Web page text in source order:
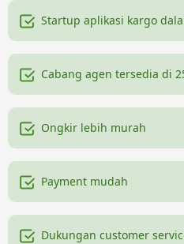
Startup aplikasi kargo
Cabang agen tersedia di
Ongkir lebih murah
Payment mudah
Dukungan customer